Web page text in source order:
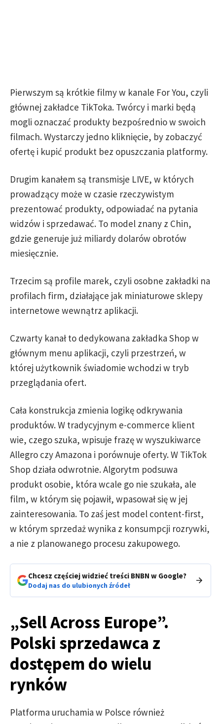
Pierwszym są krótkie filmy w kanale For You, czyli
głównej zakładce TikToka. Twórcy i marki będą
mogli oznaczać produkty bezpośrednio w swoich
filmach. Wystarczy jedno kliknięcie, by zobaczyć
ofertę i kupić produkt bez opuszczania platformy.
Drugim kanałem są transmisje LIVE, w których
prowadzący może w czasie rzeczywistym
prezentować produkty, odpowiadać na pytania
widzów i sprzedawać. To model znany z Chin,
gdzie generuje już miliardy dolarów obrotów
miesięcznie.
Trzecim są profile marek, czyli osobne zakładki na
profilach firm, działające jak miniaturowe sklepy
internetowe wewnątrz aplikacji.
Czwarty kanał to dedykowana zakładka Shop w
głównym menu aplikacji, czyli przestrzeń, w
której użytkownik świadomie wchodzi w tryb
przeglądania ofert.
Cała konstrukcja zmienia logikę odkrywania
produktów. W tradycyjnym e-commerce klient
wie, czego szuka, wpisuje frazę w wyszukiwarce
Allegro czy Amazona i porównuje oferty. W TikTok
Shop działa odwrotnie. Algorytm podsuwa
produkt osobie, która wcale go nie szukała, ale
film, w którym się pojawił, wpasował się w jej
zainteresowania. To zaś jest model content-first,
w którym sprzedaż wynika z konsumpcji rozrywki,
a nie z planowanego procesu zakupowego.
Chcesz częściej widzieć treści BNBN w Google?
Dodaj nas do ulubionych źródeł
„Sell Across Europe”.
Polski sprzedawca z
dostępem do wielu
rynków
Platforma uruchamia w Polsce również